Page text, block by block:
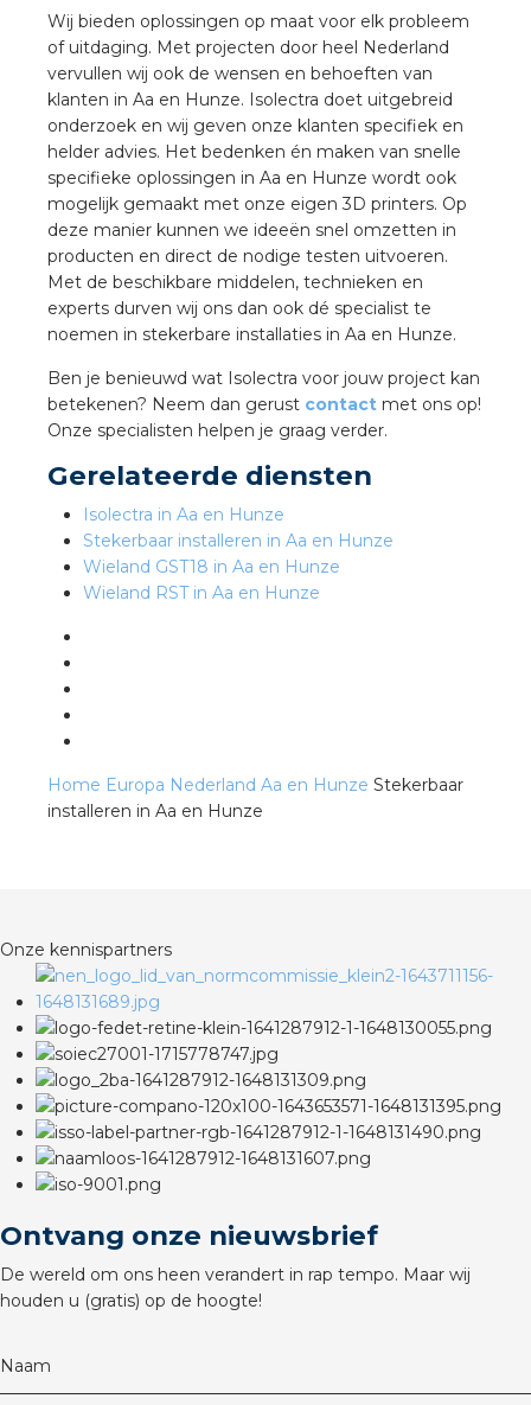
Wij bieden oplossingen op maat voor elk probleem
of uitdaging. Met projecten door heel Nederland
vervullen wij ook de wensen en behoeften van
klanten in Aa en Hunze. Isolectra doet uitgebreid
onderzoek en wij geven onze klanten specifiek en
helder advies. Het bedenken én maken van snelle
specifieke oplossingen in Aa en Hunze wordt ook
mogelijk gemaakt met onze eigen 3D printers. Op
deze manier kunnen we ideeën snel omzetten in
producten en direct de nodige testen uitvoeren.
Met de beschikbare middelen, technieken en
experts durven wij ons dan ook dé specialist te
noemen in stekerbare installaties in Aa en Hunze.
Ben je benieuwd wat Isolectra voor jouw project kan
betekenen? Neem dan gerust contact met ons op!
Onze specialisten helpen je graag verder.
Gerelateerde diensten
Isolectra in Aa en Hunze
Stekerbaar installeren in Aa en Hunze
Wieland GST18 in Aa en Hunze
Wieland RST in Aa en Hunze
Home Europa Nederland Aa en Hunze Stekerbaar
installeren in Aa en Hunze
Onze kennispartners
Ontvang onze nieuwsbrief
De wereld om ons heen verandert in rap tempo. Maar wij
houden u (gratis) op de hoogte!
Naam
Academy
waarde